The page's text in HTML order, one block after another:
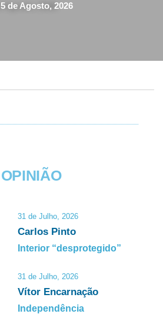
5 de Agosto, 2026
OPINIÃO
31 de Julho, 2026
Carlos Pinto
Interior “desprotegido”
31 de Julho, 2026
Vítor Encarnação
Independência